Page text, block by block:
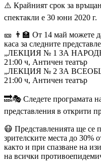
⚠️ Крайният срок за
спектакли е 30 юни 2020 г.
🎫 👨‍🏫 От 14 май можете
каса за следните
„ЛЕКЦИЯ № 1 ЗА
21:00 ч, Античен театър
„ЛЕКЦИЯ № 2 ЗА
21:00 ч, Античен театър
🔜🎭 Следете програмата
представления в открити
😷 Представленията ще се
зрителските места до 30%
както и при спазване на
на всички